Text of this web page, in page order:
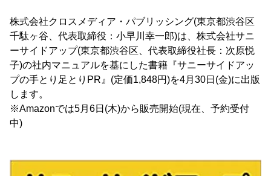
株式会社クロスメディア・パブリッシング(東京都渋谷区
千駄ヶ谷、代表取締役：小早川幸一郎)は、株式会社サニ
ーサイドアップ(東京都渋谷区、代表取締役社長：次原悦
子)の社内マニュアルを基にした書籍『サニーサイドアッ
プの手とり足とりPR』(定価1,848円)を4月30日(金)に出版
します。
※Amazonでは5月6日(木)から販売開始(現在、予約受付
中)